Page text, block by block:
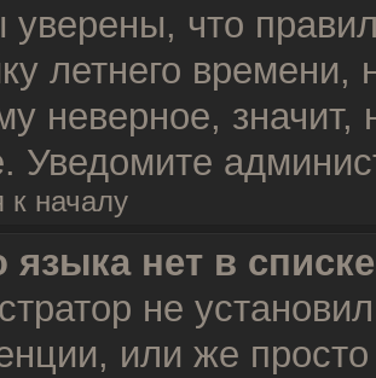
что
летнего
неверное, значит,
Уведомите
к началу
языка нет в
не
или же